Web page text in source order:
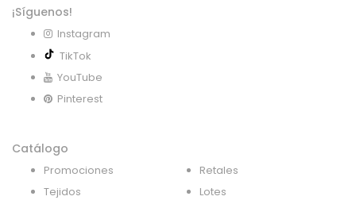
¡Síguenos!
Instagram
TikTok
YouTube
Pinterest
Catálogo
Promociones
Tejidos
Retales
Lotes